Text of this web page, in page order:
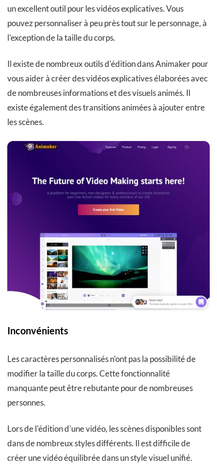
un excellent outil pour les vidéos explicatives. Vous
pouvez personnaliser à peu près tout sur le personnage, à
l'exception de la taille du corps.
Il existe de nombreux outils d'édition dans Animaker pour
vous aider à créer des vidéos explicatives élaborées avec
de nombreuses informations et des visuels animés. Il
existe également des transitions animées à ajouter entre
les scènes.
Inconvénients
Les caractères personnalisés n'ont pas la possibilité de
modifier la taille du corps. Cette fonctionnalité
manquante peut être rebutante pour de nombreuses
personnes.
Lors de l'édition d'une vidéo, les scènes disponibles sont
dans de nombreux styles différents. Il est difficile de
créer une vidéo équilibrée dans un style visuel unifié.